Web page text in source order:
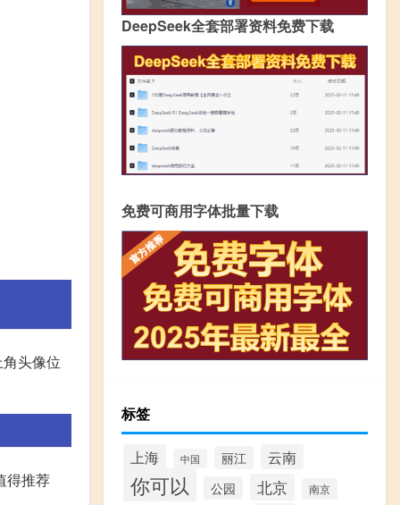
头像位
得推荐
DeepSeek全套部署资料免费下载
免费可商用字体批量下载
标签
上海 中国 丽江 云南
你可以 公园 北京
南京